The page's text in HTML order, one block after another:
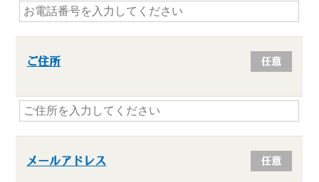
ご住所 任意
メールアドレス 任意